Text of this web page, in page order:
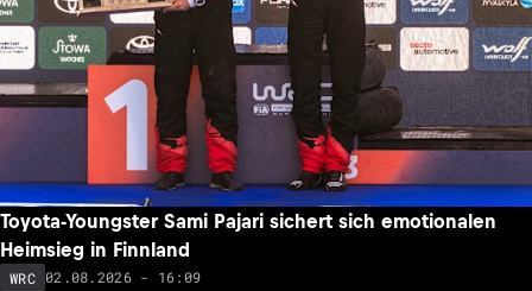
Toyota-Youngster Sami Pajari sichert sich emotionalen
Heimsieg in Finnland
WRC 02.08.2026 - 16:09